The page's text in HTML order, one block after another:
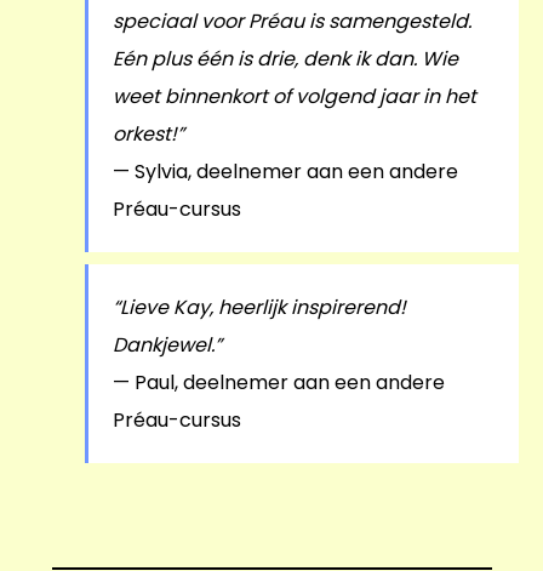
speciaal voor Préau is samengesteld.
Eén plus één is drie, denk ik dan. Wie
weet binnenkort of volgend jaar in het
orkest!”
— Sylvia, deelnemer aan een andere
Préau-cursus
“Lieve Kay, heerlijk inspirerend!
Dankjewel.”
— Paul, deelnemer aan een andere
Préau-cursus